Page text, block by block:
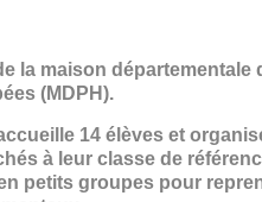
la maison
(MDPH).
14 élèves et
à leur classe de
petits groupes pour